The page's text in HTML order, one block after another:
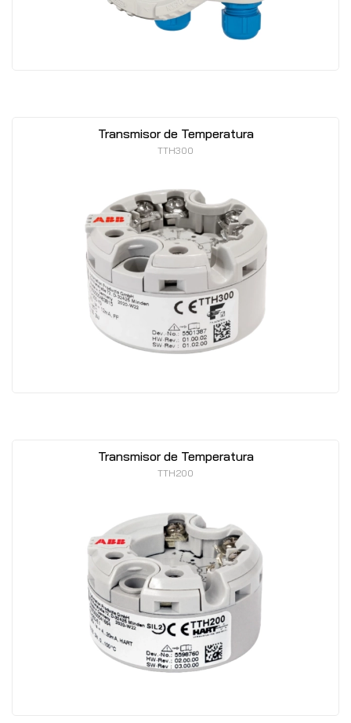
Transmisor de Temperatura
TTH300
Transmisor de Temperatura
TTH200